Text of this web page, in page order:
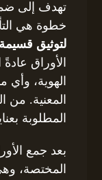
تهدف إلى
خطوة هي
لتوثيق
الأوراق
الهوية،
المعنية. من
المطلوبة
بعد جمع
المختصة،